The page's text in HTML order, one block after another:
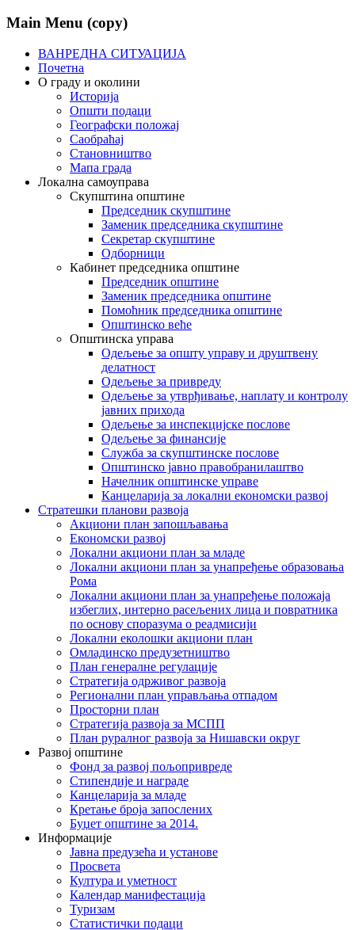
Main Menu (copy)
ВАНРЕДНА СИТУАЦИЈА
Почетна
О граду и околини
Историја
Општи подаци
Географски положај
Саобраћај
Становништво
Мапа града
Локална самоуправа
Скупштина општине
Председник скупштине
Заменик председника скупштине
Секретар скупштине
Одборници
Кабинет председника општине
Председник општине
Заменик председника општине
Помоћник председника општине
Општинско веће
Општинска управа
Одељење за општу управу и друштвену
делатност
Одељење за привреду
Одељење за утврђивање, наплату и контролу
јавних прихода
Одељење за инспекцијске послове
Одељење за финансије
Служба за скупштинске послове
Општинско јавно правобранилаштво
Начелник општинске управе
Канцеларија за локални економски развој
Стратешки планови развоја
Акциони план запошљавања
Економски развој
Локални акциони план за младе
Локални акциони план за унапређење образовања
Рома
Локални акциони план за унапређење положаја
избеглих, интерно расељених лица и повратника
по основу споразума о реадмисији
Локални еколошки акциони план
Омладинско предузетништво
План генералне регулације
Стратегија одрживог развоја
Регионални план управљања отпадом
Просторни план
Стратегија развоја за МСПП
План руралног развоја за Нишавски округ
Развој општине
Фонд за развој пољопривреде
Стипендије и награде
Канцеларија за младе
Кретање броја запослених
Буџет општине за 2014.
Информације
Јавна предузећа и установе
Просвета
Култура и уметност
Календар манифестација
Туризам
Статистички подаци